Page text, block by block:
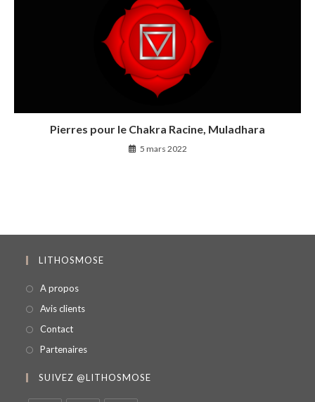
Pierres pour le Chakra Racine, Muladhara
5 mars 2022
LITHOSMOSE
A propos
Avis clients
Contact
Partenaires
SUIVEZ @LITHOSMOSE